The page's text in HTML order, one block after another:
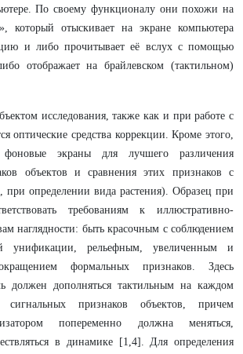
По своему функционалу они похожи на
который отыскивает на экране компьютера
и либо прочитывает её вслух с помощью
отображает на брайлевском (тактильном)
исследования, также как и при работе с
оптические средства коррекции. Кроме этого,
экраны для лучшего различения
объектов и сравнения этих признаков с
при определении вида растения). Образец при
требованиям к иллюстративно-
наглядности: быть красочным с соблюдением
унификации, рельефным, увеличенным и
формальных признаков. Здесь
должен дополняться тактильным на каждом
сигнальных признаков объектов, причем
попеременно должна меняться,
в динамике [1,4]. Для определения